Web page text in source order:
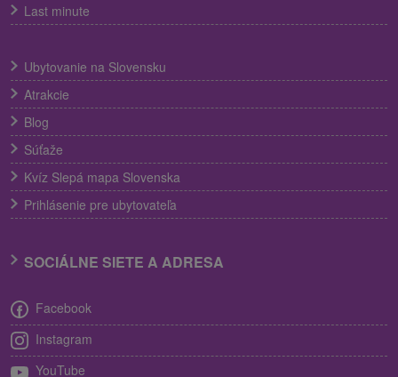
Last minute
Ubytovanie na Slovensku
Atrakcie
Blog
Súťaže
Kvíz Slepá mapa Slovenska
Prihlásenie pre ubytovateľa
SOCIÁLNE SIETE A ADRESA
Facebook
Instagram
YouTube